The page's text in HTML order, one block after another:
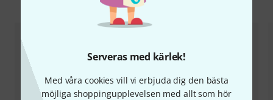
Serveras med kärlek!
Med våra cookies vill vi erbjuda dig den bästa
möjliga shoppingupplevelsen med allt som hör